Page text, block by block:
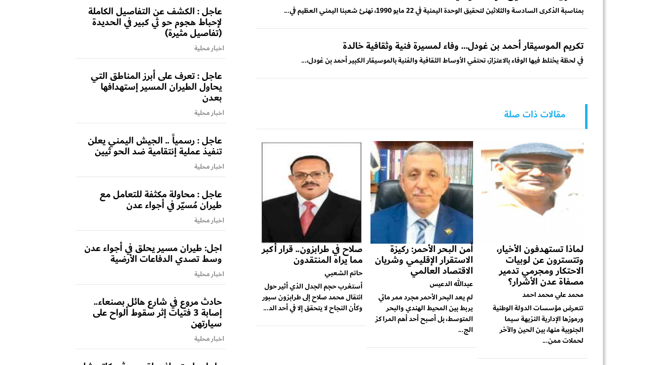
بمناسبة الذكرى السادسة والثلاثين لتحقيق الوحدة اليمنية في 22 مايو 1990، نهنئ شعبنا اليمني العظيم في...
تكريم الموسيقار أحمد بن غودل… وفاء لمسيرة فنية وثقافية خالدة
في لحظة يختلط فيها الوفاء بالاعتزاز، تحتفي الأوساط الثقافية والفنية بالموسيقار الكبير أحمد بن غودل،...
مقالات ذات صلة
لماذا تستهدفون الأخيار،
وتتسترون عن لوبيات
الاحتكار ومجرمي تدمير
مصفاة عدن الأشرار؟
محمد علي محمد احمد
تتعرض مؤسسات الدولة الوطنية
ورموزها الإدارية النزيهة سيما
الجنوبية منها، بين الحين والآخر
لحملات ممن...
أمن البحر الأحمر: ركيزة
الاستقرار الإقليمي وشريان
الاقتصاد العالمي
عبدالله الدعيس
لم يعد البحر الأحمر مجرد ممر مائي
يربط بين المحيط الهندي والبحر
المتوسط، بل أصبح أحد أهم المراكز
الج...
صلاح في طرابزون.. قرار أكبر
مما يراه المنتقدون
حاتم الشعبي
أستغرب حجم الجدل الذي أثير حول
انتقال محمد صلاح إلى طرابزون سبور
وكأن النجاح لا يتحقق إلا في أحد الد...
عاجل : الكشف عن التفاصيل الكاملة
لإحباط هجوم حو ثي كبير في الحديدة
(تفاصيل مثيرة)
اخبار محلية
عاجل : تعرف على أبرز المناطق التي
يحاول الطيران المسير إستهدافها
بعدن
اخبار محلية
عاجل : رسمياً .. الجيش اليمني يعلن
تنفيذ عملية إنتقامية ضد الحو ثيين
اخبار محلية
عاجل : محاولة مكثفة للتعامل مع
طيران مُسيّر في أجواء عدن
اخبار محلية
اجل: طيران مسير يحلق في أجواء عدن
وسط تصدي الدفاعات الأرضية
اخبار محلية
حادث مروع في شارع هائل بصنعاء..
إصابة 3 فتيات إثر سقوط ألواح على
سيارتهن
اخبار محلية